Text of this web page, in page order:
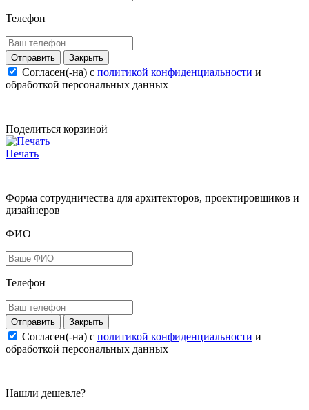
Телефон
Закрыть
Согласен(-на) c политикой конфиденциальности и
обработкой персональных данных
Поделиться корзиной
Печать
Форма сотрудничества для архитекторов, проектировщиков и
дизайнеров
ФИО
Телефон
Закрыть
Согласен(-на) c политикой конфиденциальности и
обработкой персональных данных
Нашли дешевле?